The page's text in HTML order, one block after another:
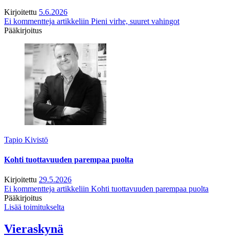
Kirjoitettu 5.6.2026
Ei kommentteja artikkeliin Pieni virhe, suuret vahingot
Pääkirjoitus
Tapio Kivistö
Kohti tuottavuuden parempaa puolta
Kirjoitettu 29.5.2026
Ei kommentteja artikkeliin Kohti tuottavuuden parempaa puolta
Pääkirjoitus
Lisää toimitukselta
Vieraskynä